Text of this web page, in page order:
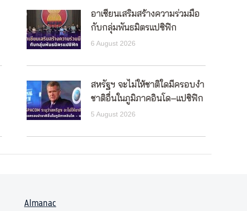
อาเซียนเสริมสร้างความร่วมมือ
กับกลุ่มพันธมิตรแปซิฟิก
6 August 2026
สหรัฐฯ จะไม่ให้ชาติใดมีครอบงำ
ชาติอื่นในภูมิภาคอินโด–แปซิฟิก
5 August 2026
Almanac